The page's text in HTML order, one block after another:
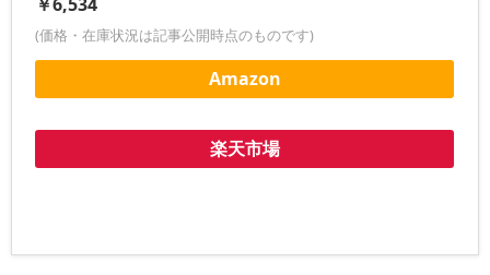
(価格・在庫状況は記事公開時点のものです)
Amazon
楽天市場